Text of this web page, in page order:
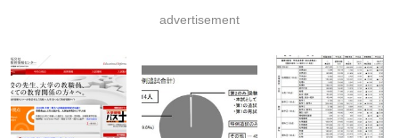
advertisement